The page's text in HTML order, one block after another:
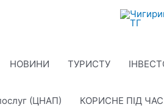
НОВИНИ ТУРИСТУ
(ЦНАП) КОРИСНЕ ПІД